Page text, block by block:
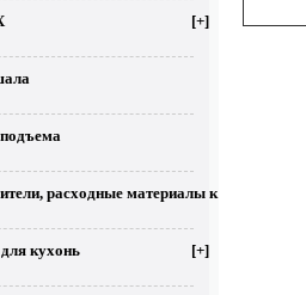
[+]
расходные материалы к
кухонь [+]